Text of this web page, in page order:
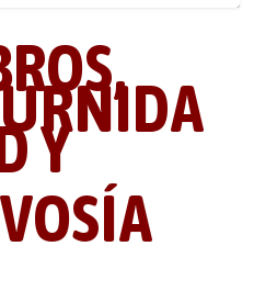
Y